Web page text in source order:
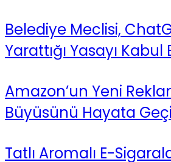
Belediye Meclisi,
Yarattığı Yasayı Kabul
Amazon’un Yeni
Büyüsünü Hayata
Tatlı Aromalı E-